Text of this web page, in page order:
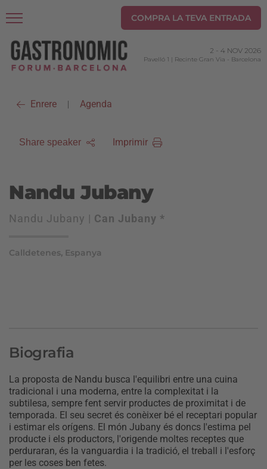
COMPRA LA TEVA ENTRADA
2 - 4 NOV 2026
Pavelló 1 | Recinte Gran Via - Barcelona
Enrere | Agenda
Share speaker Imprimir
Nandu Jubany
Nandu Jubany | Can Jubany *
Calldetenes, Espanya
Biografia
La proposta de Nandu busca l'equilibri entre una cuina
tradicional i una moderna, entre la complexitat i la
subtilesa, sempre fent servir productes de proximitat i de
temporada. El seu secret és conèixer bé el receptari popular
i estimar els orígens. El món Jubany és doncs l'estima pel
producte i els productors, l'origende moltes receptes que
perduraran, és la vanguardia i la tradició, el treball i l'esforç
per les coses ben fetes.